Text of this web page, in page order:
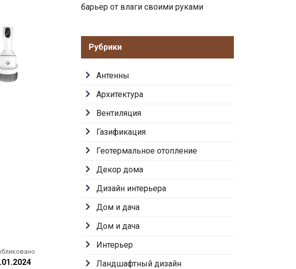
барьер от влаги своими руками
Рубрики
Антенны
Архитектура
Вентиляция
Газификация
Геотермальное отопление
Декор дома
Дизайн интерьера
Дом и дача
Дом и дача
Интерьер
Ландшафтный дизайн